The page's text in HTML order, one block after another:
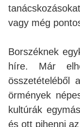
vagy még
Borszéknek
híre. Már
összetételéből
örmények
kultúrák
és ott pihenni